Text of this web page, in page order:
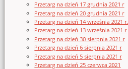
Przetarg na dzień 17 grudnia 2021 r
Przetarg na dzień 20 grudnia 2021 r
Przetarg na dzień 14 września 2021 r.
Przetarg na dzień 13 września 2021 r
Przetarg na dzień 30 sierpnia 2021 r
Przetarg na dzień 6 sierpnia 2021 r
Przetarg na dzień 5 sierpnia 2021 r
Przetarg na dzień 25 czerwca 2021